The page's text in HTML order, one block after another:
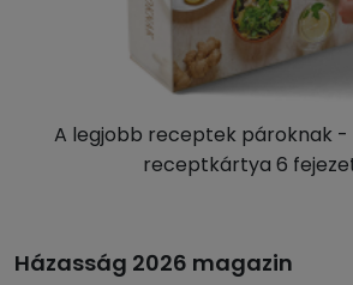
A legjobb receptek pároknak -
receptkártya 6
Házasság 2026 magazin